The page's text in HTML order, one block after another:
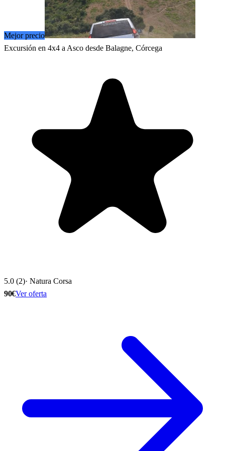
Mejor precio
Excursión en 4x4 a Asco desde Balagne, Córcega
5.0 (2)· Natura Corsa
90€Ver oferta